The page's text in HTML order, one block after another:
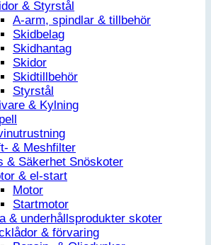
& Styrstål
A-arm, spindlar & tillbehör
Skidbelag
Skidhantag
Skidor
Skidtillbehör
Styrstål
& Kylning
& Meshfilter
& Säkerhet Snöskoter
& el-start
Motor
Startmotor
& underhållsprodukter skoter
& förvaring